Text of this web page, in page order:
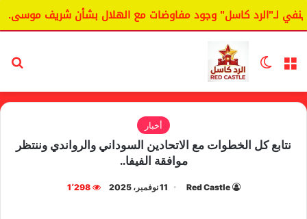
لـ"الرد كاسل" وجود مفاوضات مع الهلال بشأن شريف موسى.
القائمة الوضع المظلم
أخبار
نتابع كل الخطوات مع الاتحادين السوداني والرواندي وننتظر
موافقة الفيفا..
Red Castle 11 نوفمبر، 2025 1٬298